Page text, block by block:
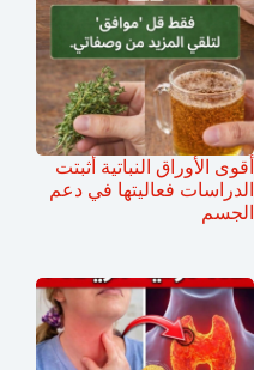
أقوى الأوراق النباتية أثبتت
الدراسات فعاليتها في دعم
الجسم